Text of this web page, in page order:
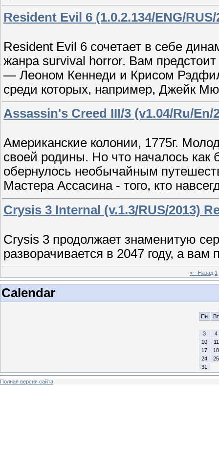
Resident Evil 6 (1.0.2.134/ENG/
Resident Evil 6 сочетает в себе
жанра survival horror. Вам
— Леоном Кеннеди и Крисом
среди которых, например, Джейк
Assassin's Creed III/3 (v1.04/Ru/En/
Американские колонии, 1775г.
своей родины. Но что началось
обернулось необычайным
Мастера Ассасина - того, кто
Crysis 3 Internal (v.1.3/RUS/2013)
Crysis 3 продолжает знаменитую
разворачивается в 2047 году, а
<-- Назад 1
Calendar
Пн
Вт
3
4
10
11
17
18
24
25
31
Полная версия сайта